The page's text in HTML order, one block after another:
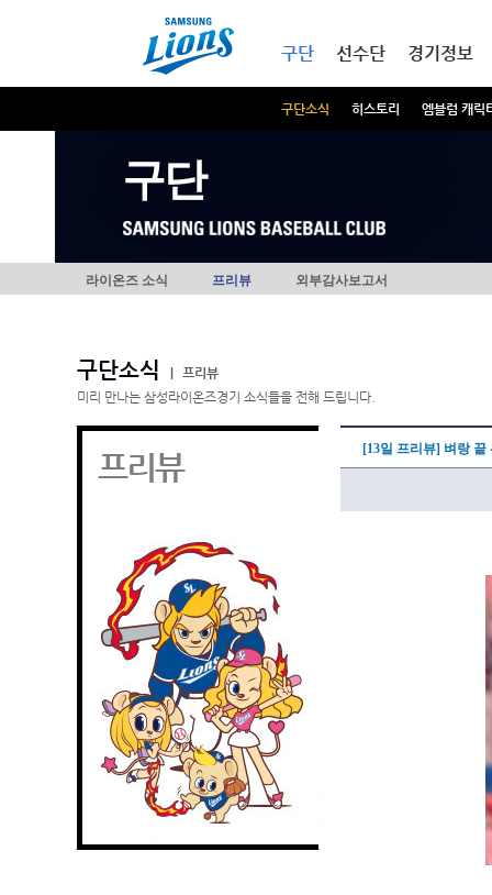
구단
구단소식 히스토리 엠블럼 캐릭
선수단 경기정보
구단
라이온즈 소식 프리뷰 외부감사보고서
구단소식
프리뷰
미리 만나는 삼성라이온즈경기 소식들을 전해 드립니다.
프리뷰 [13일 프리뷰] 벼랑